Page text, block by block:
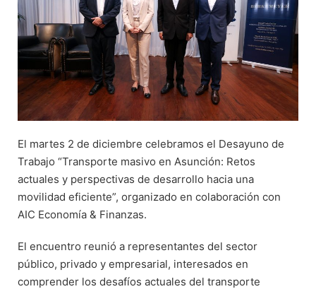
El martes 2 de diciembre celebramos el Desayuno de
Trabajo “Transporte masivo en Asunción: Retos
actuales y perspectivas de desarrollo hacia una
movilidad eficiente”, organizado en colaboración con
AIC Economía & Finanzas.
El encuentro reunió a representantes del sector
público, privado y empresarial, interesados en
comprender los desafíos actuales del transporte